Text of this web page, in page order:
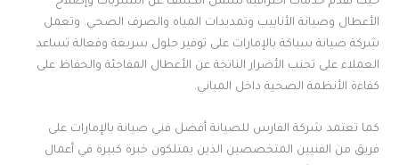
الأعطال وصيانة الأنابيب وتمديدات المياه والصرف الصحي. وتعمل
شركة صيانة سباكة بالإمارات على توفير حلول سريعة وفعالة تساعد
العملاء على تجنب الأضرار الناتجة عن الأعطال المفاجئة والحفاظ على
كفاءة الأنظمة الصحية داخل المباني.
كما تعتمد شركة الفارس للصيانة أفضل فني صيانة بالإمارات على
فريق من الفنيين المتخصصين الذين يمتلكون خبرة كبيرة في أعمال